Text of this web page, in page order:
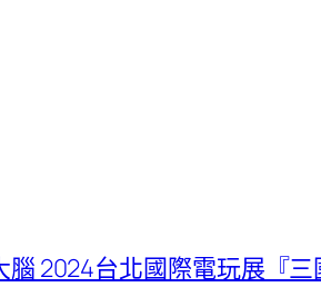
腦 2024台北國際電玩展『三